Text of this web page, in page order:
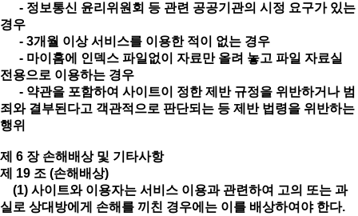
- 정보통신 윤리위원회 등 관련 공공기관의 시정 요구가 있는
경우
- 3개월 이상 서비스를 이용한 적이 없는 경우
- 마이홈에 인덱스 파일없이 자료만 올려 놓고 파일 자료실
전용으로 이용하는 경우
- 약관을 포함하여 사이트이 정한 제반 규정을 위반하거나 범
죄와 결부된다고 객관적으로 판단되는 등 제반 법령을 위반하는
행위
제 6 장 손해배상 및 기타사항
제 19 조 (손해배상)
(1) 사이트와 이용자는 서비스 이용과 관련하여 고의 또는 과
실로 상대방에게 손해를 끼친 경우에는 이를 배상하여야 한다.